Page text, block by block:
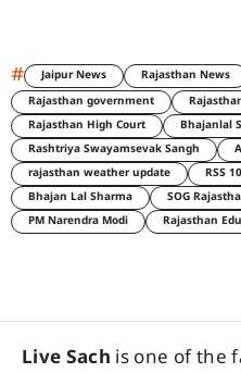
# Jaipur News Rajasthan News
Rajasthan government
Rajasthan High Court
Bhajanlal
Rashtriya Swayamsevak Sangh
rajasthan weather update
RSS
Bhajan Lal Sharma
SOG
PM Narendra Modi
Rajasthan
Live Sach is one of the